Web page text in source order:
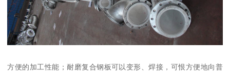
方便的加工性能；耐磨复合钢板可以变形、焊接，可恨方便地向普